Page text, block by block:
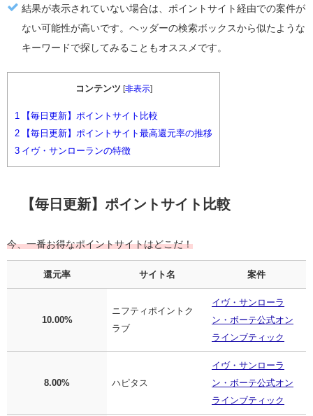
結果が表示されていない場合は、ポイントサイト経由での案件が
ない可能性が高いです。ヘッダーの検索ボックスから似たような
キーワードで探してみることもオススメです。
コンテンツ [非表示]
1
【毎日更新】ポイントサイト比較
2 【毎日更新】ポイントサイト最高還元率の推移
3 イヴ・サンローランの特徴
【毎日更新】ポイントサイト比較
今、一番お得なポイントサイトはどこだ！
還元率 サイト名 案件
10.00%
ニフティポイントク
ラブ
イヴ・サンローラ
ン・ボーテ公式オン
ラインブティック
8.00% ハピタス
イヴ・サンローラ
ン・ボーテ公式オン
ラインブティック